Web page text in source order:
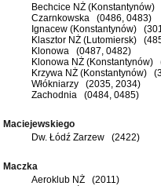
Bechcice NŻ
Czarnkowska (0486, 0483)
Ignacew (Konstantynów)
Klasztor NŻ (Lutomiersk)
Klonowa (0487, 0482)
Klonowa NŻ (Konstantynów)
Krzywa NŻ (Konstantynów)
Włókniarzy (2035, 2034)
Zachodnia (0484, 0485)
Maciejewskiego
Dw. Łódź Zarzew (2422)
Maczka
Aeroklub NŻ (2011)